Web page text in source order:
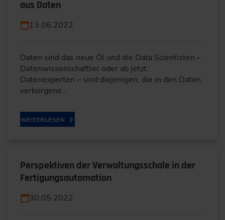
aus Daten
13.06.2022
Daten sind das neue Öl und die Data Scientisten –
Datenwissenschaftler oder ab jetzt:
Datenexperten – sind diejenigen, die in den Daten
verborgene…
WEITERLESEN
Perspektiven der Verwaltungsschale in der
Fertigungsautomation
30.05.2022